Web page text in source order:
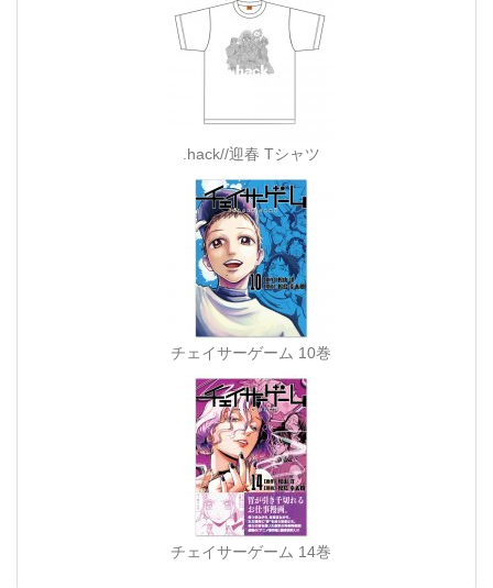
.hack//迎春 Tシャツ
チェイサーゲーム 10巻
チェイサーゲーム 14巻